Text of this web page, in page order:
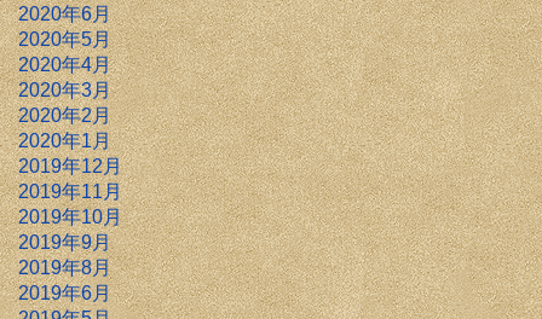
2020年6月
2020年5月
2020年4月
2020年3月
2020年2月
2020年1月
2019年12月
2019年11月
2019年10月
2019年9月
2019年8月
2019年6月